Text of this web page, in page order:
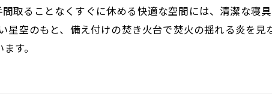
取ることなくすぐに休める快適な空間には、清潔な寝
星空のもと、備え付けの焚き火台で焚火の揺れる炎を
す。